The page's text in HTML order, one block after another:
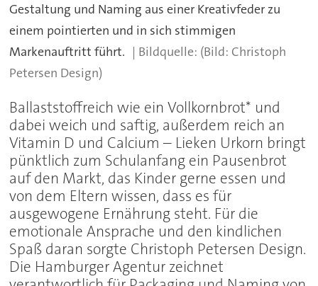
Gestaltung und Naming aus einer Kreativfeder zu
einem pointierten und in sich stimmigen
Markenauftritt führt.
(Bild: Christoph
Petersen Design)
Ballaststoffreich wie ein Vollkornbrot* und
dabei weich und saftig, außerdem reich an
Vitamin D und Calcium – Lieken Urkorn bringt
pünktlich zum Schulanfang ein Pausenbrot
auf den Markt, das Kinder gerne essen und
von dem Eltern wissen, dass es für
ausgewogene Ernährung steht. Für die
emotionale Ansprache und den kindlichen
Spaß daran sorgte Christoph Petersen Design.
Die Hamburger Agentur zeichnet